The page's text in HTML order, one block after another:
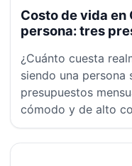
Costo de vida en
persona: tres
¿Cuánto cuesta
siendo una persona
presupuestos
cómodo y de alto
2026.